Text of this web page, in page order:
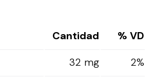
Cantidad
% VD
32 mg
2%